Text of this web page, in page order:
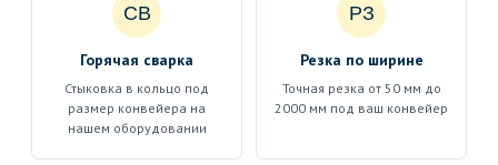
СВ
Горячая сварка
Стыковка в кольцо под
размер конвейера на
нашем оборудовании
РЗ
Резка по ширине
Точная резка от 50 мм до
2000 мм под ваш конвейер